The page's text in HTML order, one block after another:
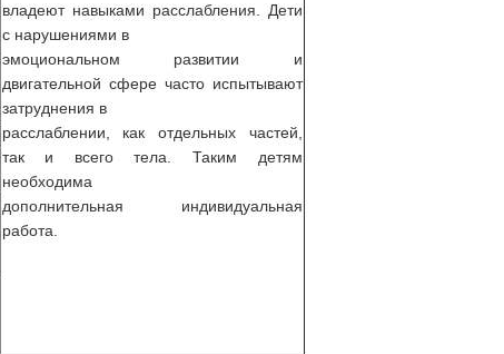
владеют навыками расслабления. Дети
с нарушениями в
эмоциональном развитии и
двигательной сфере часто испытывают
затруднения в
расслаблении, как отдельных частей,
так и всего тела. Таким детям
необходима
дополнительная индивидуальная
работа.